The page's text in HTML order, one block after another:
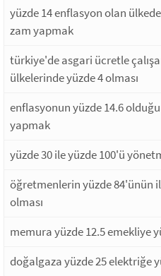
yüzde 14 enflasyon olan
zam yapmak
türkiye'de asgari ücretle
ülkelerinde yüzde 4 olması
enflasyonun yüzde 14.6
yapmak
yüzde 30 ile yüzde 100'ü
öğretmenlerin yüzde 84'ünün
olması
memura yüzde 12.5 emekliye
doğalgaza yüzde 25 elektriğe